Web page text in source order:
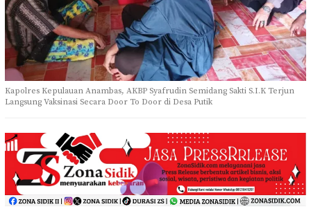
Kapolres Kepulauan Anambas, AKBP Syafrudin Semidang Sakti S.I.K Terjun
Langsung Vaksinasi Secara Door To Door di Desa Putik